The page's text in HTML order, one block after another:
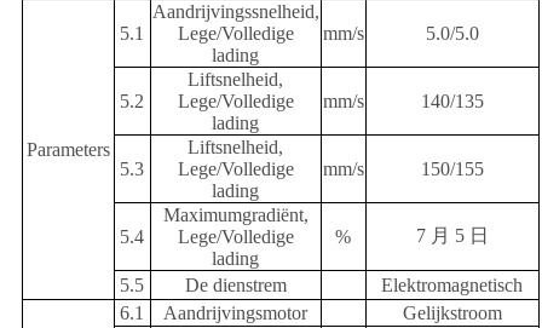
Parameters
5.1
Aandrijvingssnelheid,
Lege/Volledige
lading
mm/s 5.0/5.0
5.2
Liftsnelheid,
Lege/Volledige
lading
mm/s 140/135
5.3
Liftsnelheid,
Lege/Volledige
lading
mm/s 150/155
5.4
Maximumgradiënt,
Lege/Volledige
lading
% 7 月 5 日
5.5 De dienstrem
Elektromagnetisch
6.1
Aandrijvingsmotor Gelijkstroom